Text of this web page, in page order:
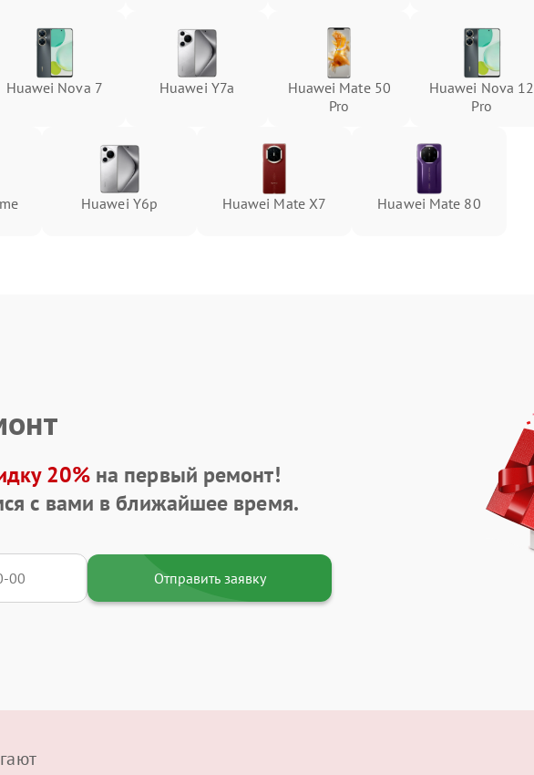
Huawei Nova 7 Huawei Y7a
Huawei Mate 50
Pro
Huawei Nova 12
Pro
Huawei Y6p Huawei Mate X7 Huawei Mate 80
20%на первый ремонт!
с вами в ближайшее время.
Отправить заявку